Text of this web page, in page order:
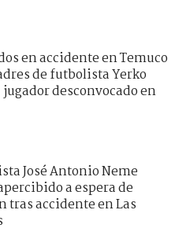
en accidente en Temuco
de futbolista Yerko
desconvocado en
José Antonio Neme
a espera de
tras accidente en Las